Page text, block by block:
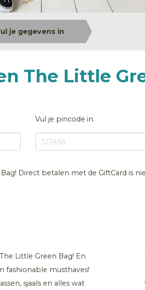
je gegevens in
The Little
Vul je pincode in.
Direct betalen met de GiftCard is
Little Green Bag! En
fashionable musthaves!
sjaals en alles wat